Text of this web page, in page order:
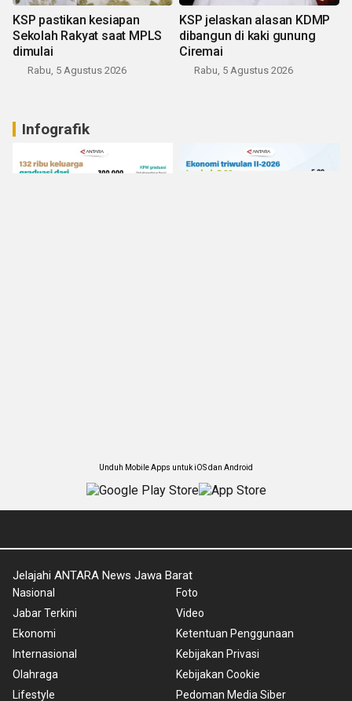
KSP pastikan kesiapan
Sekolah Rakyat saat MPLS
dimulai
Rabu, 5 Agustus 2026
KSP jelaskan alasan KDMP
dibangun di kaki gunung
Ciremai
Rabu, 5 Agustus 2026
Infografik
Unduh Mobile Apps untuk iOS dan Android
Jelajahi ANTARA News Jawa Barat
Nasional
Jabar Terkini
Ekonomi
Internasional
Olahraga
Lifestyle
Foto
Video
Ketentuan Penggunaan
Kebijakan Privasi
Kebijakan Cookie
Pedoman Media Siber